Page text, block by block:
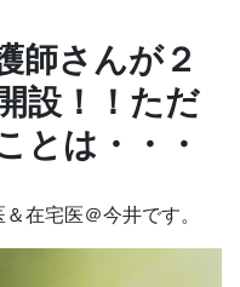
師さんが２
設！！ただ
とは・・・
在宅医＠今井です。